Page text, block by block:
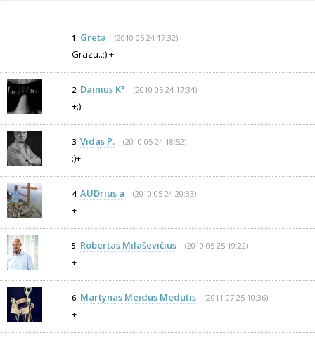
1. Greta (2010 05 24 17:32)
Grazu..;) +
2. Dainius K° (2010 05 24 17:34)
+:)
3. Vidas P. (2010 05 24 18:52)
:)+
4. AUDrius a (2010 05 24 20:33)
+
5. Robertas Milaševičius (2010 05 25 19:22)
+
6. Martynas Meidus Medutis (2011 07 25 10:36)
+